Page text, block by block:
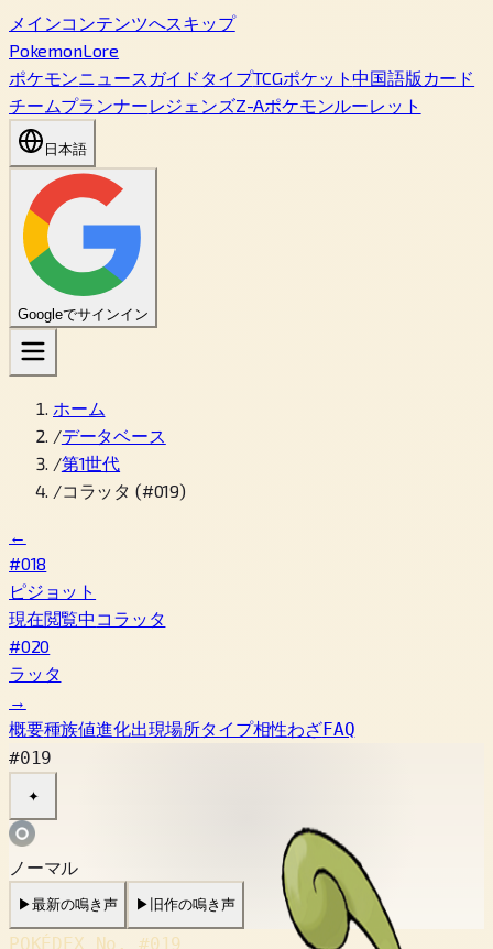
メインコンテンツへスキップ
PokemonLore
ポケモンニュース ガイド タイプTCGポケット中国語版カード
チームプランナーレジェンズZ-Aポケモンルーレット
日本語
Googleでサインイン
ホーム
/データベース
/第1世代
/コラッタ (#019)
←
#018
ピジョット
現在閲覧中 コラッタ
#020
ラッタ
→
概要種族値進化出現場所タイプ相性わざFAQ
#019
✦
ノーマル
▶最新の鳴き声 ▶ 旧作の鳴き声
POKÉDEX No. #019